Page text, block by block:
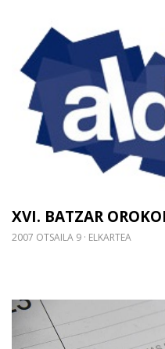
XVI. BATZAR
2007 OTSAILA 9 ELKARTEA
Gehiago irakurri: 2OO7